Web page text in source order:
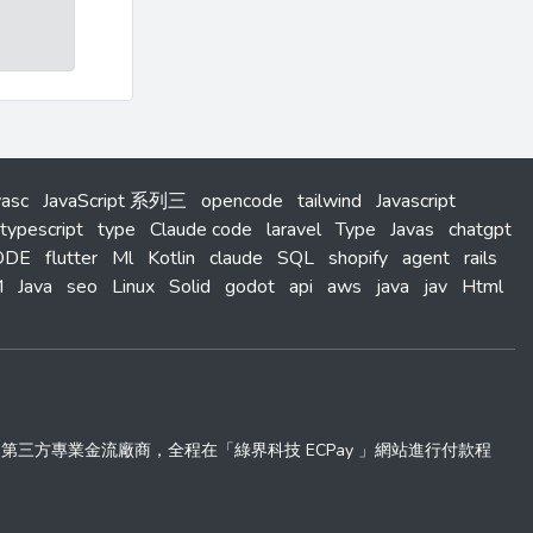
JavaScript 系列三 opencode tailwind Javascript
typescript type Claude code laravel Type Javas chatgpt
flutter Ml Kotlin claude SQL shopify agent rails
Java seo Linux Solid godot api aws java jav Html
方專業金流廠商，全程在「綠界科技 ECPay 」網站進行付款程